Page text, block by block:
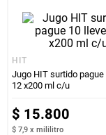
HIT
Jugo HIT surtido pague
12 x200 ml c/u
$ 15.800
$ 7,9 x mililitro